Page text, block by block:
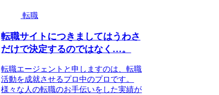
転職
転職サイトにつきましてはうわさ
だけで決定するのではなく…。
転職エージェントと申しますのは、転職
活動を成就させるプロ中のプロです。
様々な人の転職のお手伝いをした実績が